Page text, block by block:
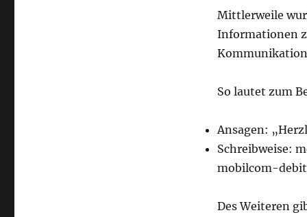
Mittlerweile
Informationen
So lautet zum
Ansagen:
Schreibweise:
mobilcom-
Des Weiteren